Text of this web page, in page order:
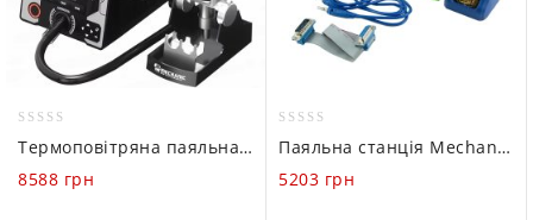
out
of
Термоповітряна паяльна станція Mechanic Air Nova (100-500°C / 1200W)
8588 грн
out
of
Паяльна станція Mechanic T360 (100-430°C / C210 / 60W)
5203 грн